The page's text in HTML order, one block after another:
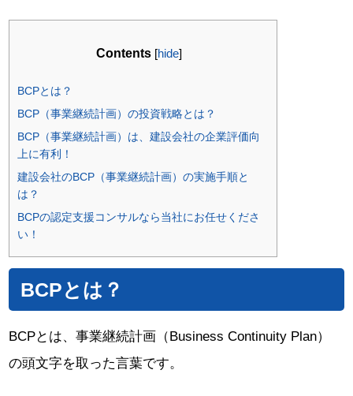
Contents [hide]
BCPとは？
BCP（事業継続計画）の投資戦略とは？
BCP（事業継続計画）は、建設会社の企業評価向
上に有利！
建設会社のBCP（事業継続計画）の実施手順と
は？
BCPの認定支援コンサルなら当社にお任せくださ
い！
BCPとは？
BCPとは、事業継続計画（Business Continuity Plan）
の頭文字を取った言葉です。